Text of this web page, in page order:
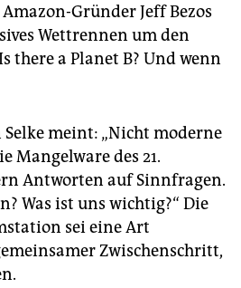
Gründer Jeff Bezos
Wettrennen um den
there a Planet B? Und wenn
Selke meint: „Nicht moderne
Mangelware des 21.
Antworten auf Sinnfragen.
Was ist uns wichtig?“ Die
sei eine Art
Zwischenschritt,